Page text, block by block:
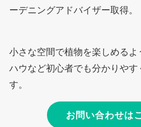
ーデニングアドバイザー取得。
小さな空間で植物を楽しめるよ
ハウなど初心者でも分かりやす
す。
お問い合わせは